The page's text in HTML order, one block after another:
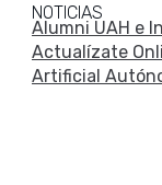
NOTICIAS
Alumni UAH e
Actualízate
Artificial